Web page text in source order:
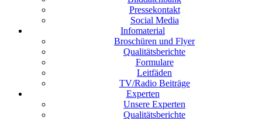
Pressekontakt
Social Media
Infomaterial
Broschüren und Flyer
Qualitätsberichte
Formulare
Leitfäden
TV/Radio Beiträge
Experten
Unsere Experten
Qualitätsberichte